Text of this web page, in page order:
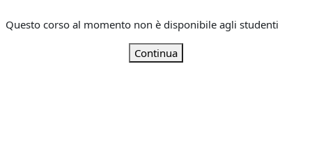
Questo corso al momento non è disponibile agli studenti
Continua